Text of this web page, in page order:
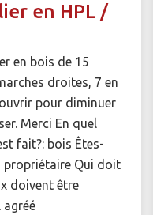
en HPL /
en bois de 15
droites, 7 en
pour diminuer
Merci En quel
fait?: bois Êtes-
propriétaire Qui doit
doivent être